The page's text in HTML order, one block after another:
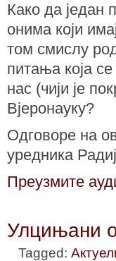
Како да један
онима који
том смислу
питања која
нас (чији је
Вјеронауку?
Одговоре на
уредника
Преузмите
Улцињани
Tagged: